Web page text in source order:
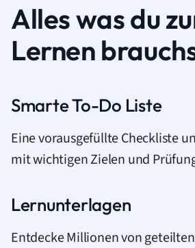
Alles was du
Lernen
Smarte To-Do Liste
Eine vorausgefüllte Checkliste
mit wichtigen Zielen und
Lernunterlagen
Entdecke Millionen von